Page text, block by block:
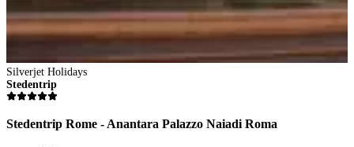
Silverjet Holidays
Stedentrip
Stedentrip Rome - Anantara Palazzo Naiadi Roma